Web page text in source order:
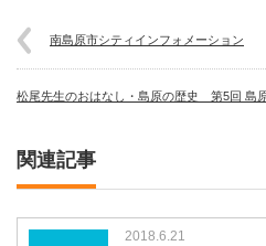
南島原市シティインフォメーション
松尾先生のおはなし・島原の歴史 第5回 島
関連記事
2018.6.21